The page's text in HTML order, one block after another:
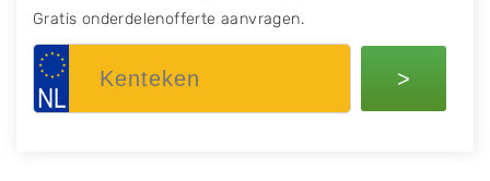
Gratis onderdelenofferte aanvragen.
>